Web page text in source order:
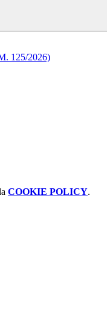
125/2026)
COOKIE POLICY.